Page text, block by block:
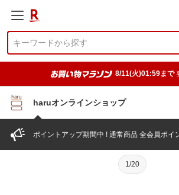
8/11(火)01:59まで
haruオンラインショップ
ポイントアップ期間中 ! 通常商品 全会員ポイ
1/20